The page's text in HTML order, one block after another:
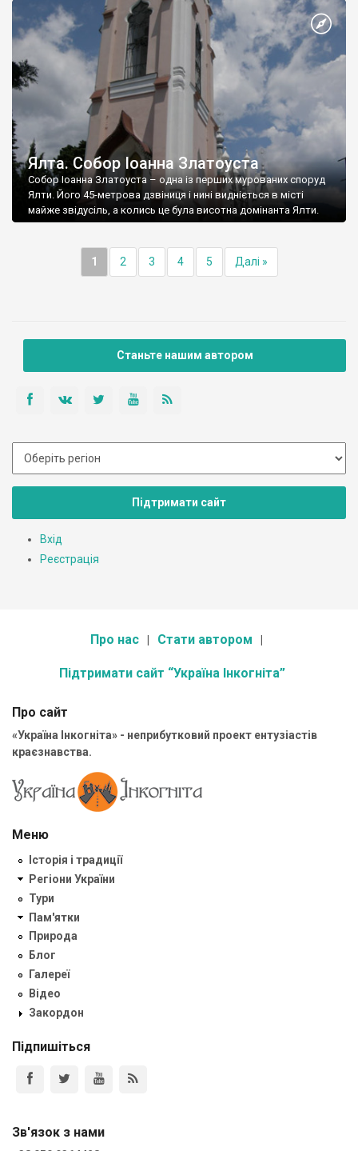
Ялта. Собор Іоанна Златоуста
Собор Іоанна Златоуста – одна із перших мурованих споруд
Ялти. Його 45-метрова дзвіниця і нині видніється в місті
майже звідусіль, а колись це була висотна домінанта Ялти.
1 2 3 4 5 Далі »
Станьте нашим автором
Підтримати сайт
Вхід
Реєстрація
Про нас Стати автором
Підтримати сайт “Україна Інкогніта”
Про сайт
«Україна Інкогніта» - неприбутковий проект ентузіастів
краєзнавства.
Меню
Історія і традиції
Регіони України
Тури
Пам'ятки
Природа
Блог
Галереї
Відео
Закордон
Підпишіться
Зв'язок з нами